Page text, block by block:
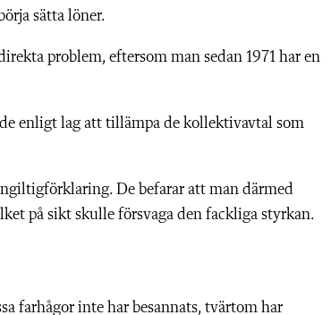
sätta löner.
problem, eftersom man sedan 1971 har en
enligt lag att tillämpa de kollektivavtal som
De befarar att man därmed
på sikt skulle försvaga den fackliga styrkan.
farhågor inte har besannats, tvärtom har